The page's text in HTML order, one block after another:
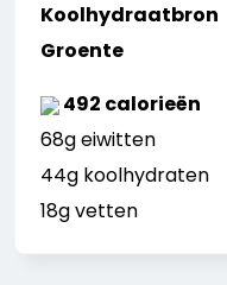
Koolhydraatbron
Groente
492 calorieën
68g eiwitten
44g koolhydraten
18g vetten